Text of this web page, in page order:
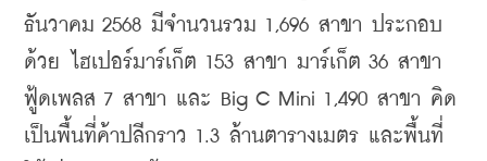
ธันวาคม 2568 มีจำนวนรวม 1,696 สาขา ประกอบ
ด้วย ไฮเปอร์มาร์เก็ต 153 สาขา มาร์เก็ต 36 สาขา
ฟู้ดเพลส 7 สาขา และ Big C Mini 1,490 สาขา คิด
เป็นพื้นที่ค้าปลีกราว 1.3 ล้านตารางเมตร และพื้นที่